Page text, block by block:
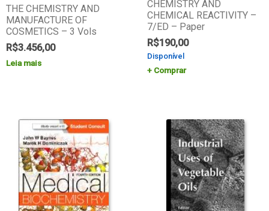
THE CHEMISTRY AND
MANUFACTURE OF
COSMETICS – 3 Vols
R$3.456,00
Leia mais
CHEMISTRY AND
CHEMICAL REACTIVITY –
7/ED – Paper
R$190,00
Disponível
Comprar